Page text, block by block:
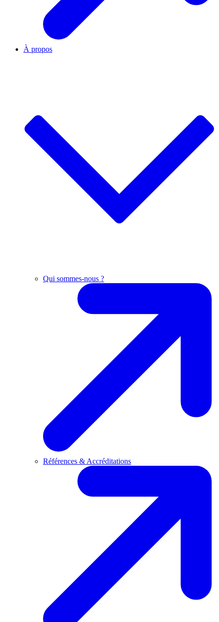
À propos
Qui sommes-nous ?
Références & Accréditations